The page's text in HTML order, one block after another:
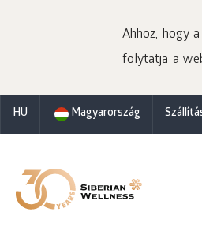
Ahhoz, hogy
folytatja a
HU Magyarország